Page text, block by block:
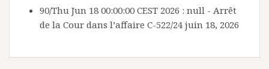
90/Thu Jun 18 00:00:00 CEST 2026 : null - Arrêt
de la Cour dans l’affaire C-522/24 juin 18, 2026